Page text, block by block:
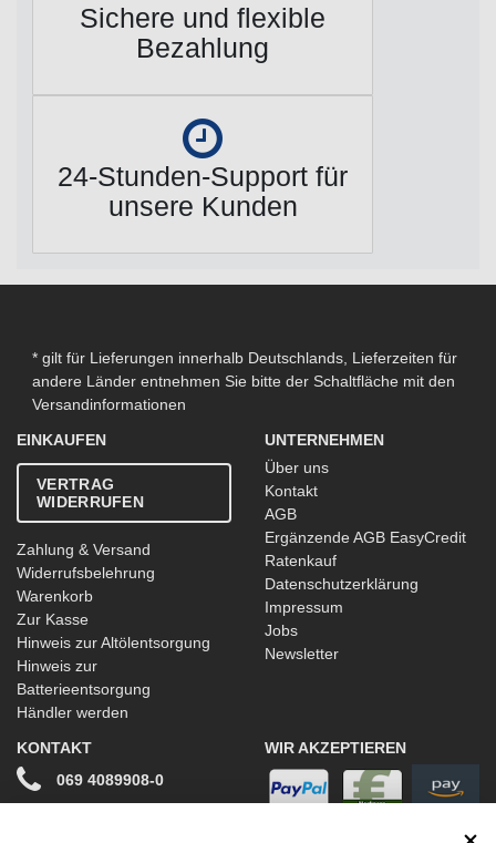
Sichere und flexible
Bezahlung
24-Stunden-Support für
unsere Kunden
* gilt für Lieferungen innerhalb Deutschlands, Lieferzeiten für
andere Länder entnehmen Sie bitte der Schaltfläche mit den
Versandinformationen
EINKAUFEN
VERTRAG
WIDERRUFEN
Zahlung & Versand
Widerrufsbelehrung
Warenkorb
Zur Kasse
Hinweis zur Altölentsorgung
Hinweis zur
Batterieentsorgung
Händler werden
UNTERNEHMEN
Über uns
Kontakt
AGB
Ergänzende AGB EasyCredit
Ratenkauf
Datenschutzerklärung
Impressum
Jobs
Newsletter
KONTAKT
069 4089908-0
WIR AKZEPTIEREN